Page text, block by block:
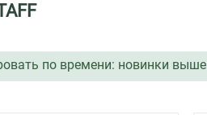
по времени: новинки выше